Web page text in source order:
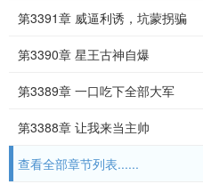
第3391章 威逼利诱，坑蒙拐骗
第3390章 星王古神自爆
第3389章 一口吃下全部大军
第3388章 让我来当主帅
查看全部章节列表......